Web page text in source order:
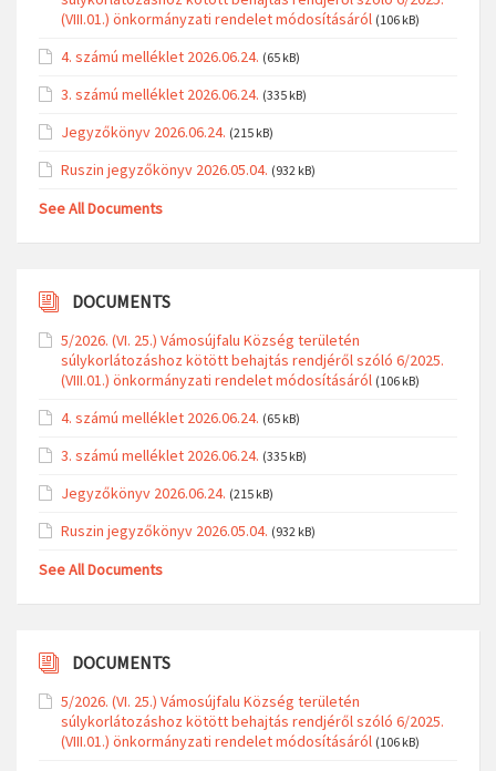
(VIII.01.) önkormányzati rendelet módosításáról (106 kB)
4. számú melléklet 2026.06.24. (65 kB)
3. számú melléklet 2026.06.24. (335 kB)
Jegyzőkönyv 2026.06.24. (215 kB)
Ruszin jegyzőkönyv 2026.05.04. (932 kB)
See All Documents
DOCUMENTS
5/2026. (VI. 25.) Vámosújfalu Község területén
súlykorlátozáshoz kötött behajtás rendjéről szóló 6/2025.
(VIII.01.) önkormányzati rendelet módosításáról (106 kB)
4. számú melléklet 2026.06.24. (65 kB)
3. számú melléklet 2026.06.24. (335 kB)
Jegyzőkönyv 2026.06.24. (215 kB)
Ruszin jegyzőkönyv 2026.05.04. (932 kB)
See All Documents
DOCUMENTS
5/2026. (VI. 25.) Vámosújfalu Község területén
súlykorlátozáshoz kötött behajtás rendjéről szóló 6/2025.
(VIII.01.) önkormányzati rendelet módosításáról (106 kB)